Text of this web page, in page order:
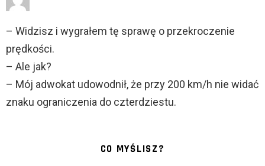
– Widzisz i wygrałem tę sprawę o przekroczenie
prędkości.
– Ale jak?
– Mój adwokat udowodnił, że przy 200 km/h nie widać
znaku ograniczenia do czterdziestu.
CO MYŚLISZ?